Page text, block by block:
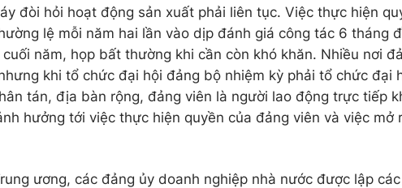
đòi hỏi hoạt động sản xuất phải liên tục. Việc thực hiện
lệ mỗi năm hai lần vào dịp đánh giá công tác 6 tháng
năm, họp bất thường khi cần còn khó khăn. Nhiều nơi
khi tổ chức đại hội đảng bộ nhiệm kỳ phải tổ chức đại
tán, địa bàn rộng, đảng viên là người lao động trực tiếp
hưởng tới việc thực hiện quyền của đảng viên và việc mở
ương, các đảng ủy doanh nghiệp nhà nước được lập